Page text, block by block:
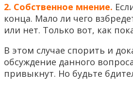
2. Собственное мнение.
конца. Мало ли чего
или нет. Только вот, как
В этом случае спорить и
обсуждение данного
привыкнут. Но будьте